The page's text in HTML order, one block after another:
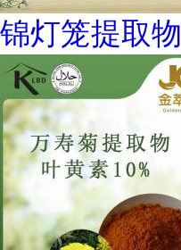
锦灯笼提取物